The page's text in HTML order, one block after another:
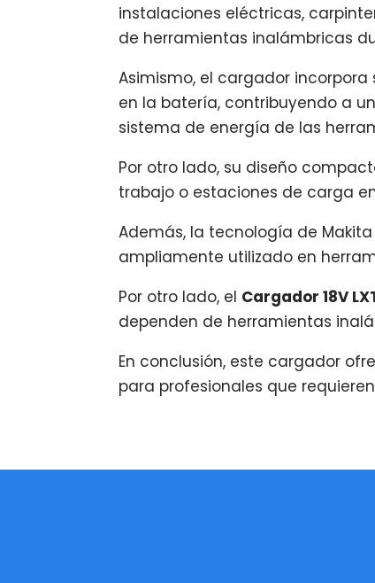
instalaciones eléctricas,
de herramientas inalámbricas
Asimismo, el cargador
en la batería, contribuyendo a
sistema de energía de las
Por otro lado, su diseño
trabajo o estaciones de carga
Además, la tecnología de Makita
ampliamente utilizado en
Por otro lado, el Cargador 18V
dependen de herramientas
En conclusión, este cargador
para profesionales que